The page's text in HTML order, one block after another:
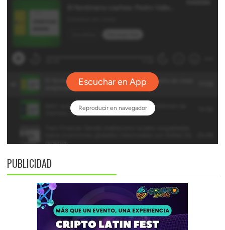
PUBLICIDAD